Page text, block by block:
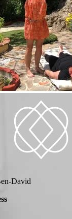
David